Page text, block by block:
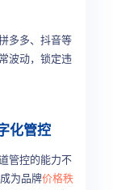
多多、抖音等
波动，锁定违
化管控
管控的能力不
为品牌价格秩